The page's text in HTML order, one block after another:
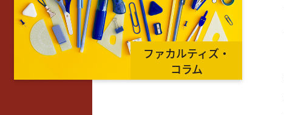
ファカルティズ・
コラム